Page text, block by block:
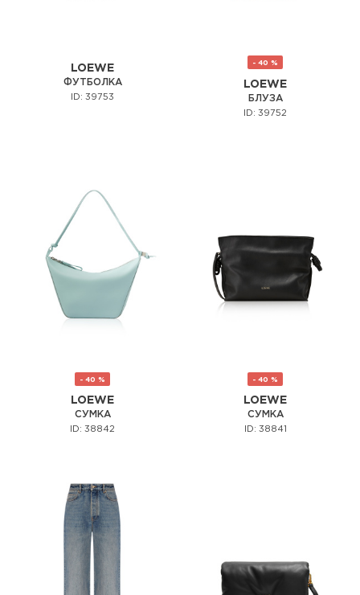
LOEWE
ФУТБОЛКА
ID: 39753
- 40 %
LOEWE
БЛУЗА
ID: 39752
- 40 %
LOEWE
СУМКА
ID: 38842
- 40 %
LOEWE
СУМКА
ID: 38841